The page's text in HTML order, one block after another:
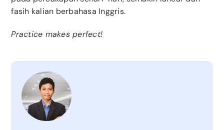
fasih kalian berbahasa Inggris.
Practice makes perfect!